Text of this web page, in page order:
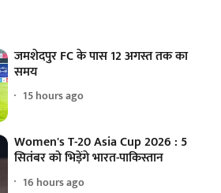
जमशेदपुर FC के पास 12 अगस्त तक का
समय
15 hours ago
Women's T-20 Asia Cup 2026 : 5
सितंबर को भिड़ेंगे भारत-पाकिस्तान
16 hours ago